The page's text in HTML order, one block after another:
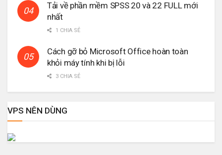
Tải về phần mềm SPSS 20 và 22 FULL mới
nhất
1 CHIA SẺ
Cách gỡ bỏ Microsoft Office hoàn toàn
khỏi máy tính khi bị lỗi
3 CHIA SẺ
VPS NÊN DÙNG